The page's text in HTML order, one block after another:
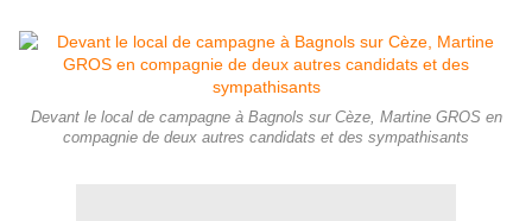
Devant le local de campagne à Bagnols sur Cèze, Martine GROS en
compagnie de deux autres candidats et des sympathisants